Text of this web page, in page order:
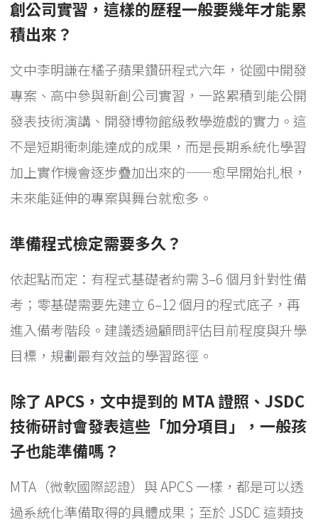
創公司實習，這樣的歷程一般要幾年才能累
積出來？
文中李明謙在橘子蘋果鑽研程式六年，從國中開發
專案、高中參與新創公司實習，一路累積到能公開
發表技術演講、開發博物館級教學遊戲的實力。這
不是短期衝刺能達成的成果，而是長期系統化學習
加上實作機會逐步疊加出來的——愈早開始扎根，
未來能延伸的專案與舞台就愈多。
準備程式檢定需要多久？
依起點而定：有程式基礎者約需 3–6 個月針對性備
考；零基礎需要先建立 6–12 個月的程式底子，再
進入備考階段。建議透過顧問評估目前程度與升學
目標，規劃最有效益的學習路徑。
除了 APCS，文中提到的 MTA 證照、JSDC
技術研討會發表這些「加分項目」，一般孩
子也能準備嗎？
MTA（微軟國際認證）與 APCS 一樣，都是可以透
過系統化準備取得的具體成果；至於 JSDC 這類技